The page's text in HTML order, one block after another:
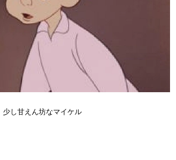
少し甘えん坊なマイケル